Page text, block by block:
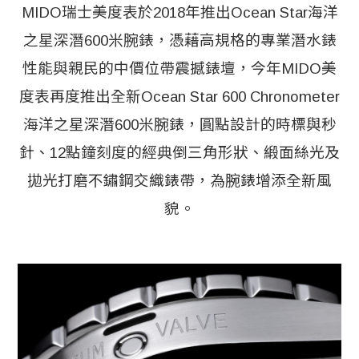
MIDO瑞士美度表於2018年推出Ocean Star海洋
之星深潛600米腕錶，憑藉高規格的專業潛水錶
性能與親民的中價位帶震撼錶壇，今年MIDO美
度表再度推出全新Ocean Star 600 Chronometer
海洋之星深潛600米腕錶，圓點設計的時標與秒
針、12點鐘刻度的經典倒三角形狀、緞面絲光及
拋光打磨不鏽鋼交織錶帶，為腕錶增添全新風
貌。